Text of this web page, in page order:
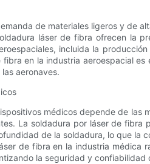
de materiales ligeros y de
láser de fibra ofrecen la
incluida la
en la industria aeroespacial
aeronaves.
médicos depende de las
La soldadura por láser de
de la soldadura, lo que la
de fibra en la industria
la seguridad y confiabilidad